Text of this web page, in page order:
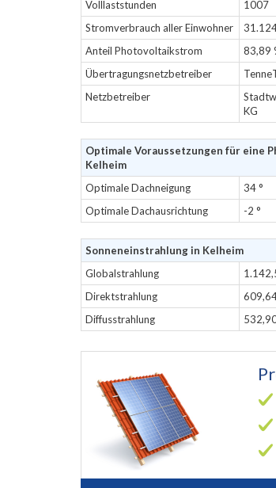
Volllaststunden
1007
Stromverbrauch aller Einwohner
Anteil Photovoltaikstrom
83,89
Übertragungsnetzbetreiber
Netzbetreiber
KG
Optimale Voraussetzungen für eine
Kelheim
Optimale Dachneigung
34 °
Optimale Dachausrichtung
-2 °
Sonneneinstrahlung in Kelheim
Globalstrahlung
Direktstrahlung
Diffusstrahlung